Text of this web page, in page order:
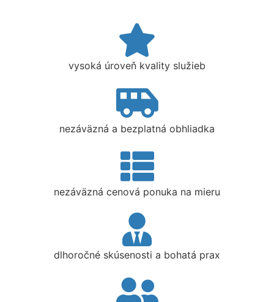
vysoká úroveň kvality služieb
nezáväzná a bezplatná obhliadka
nezáväzná cenová ponuka na mieru
dlhoročné skúsenosti a bohatá prax